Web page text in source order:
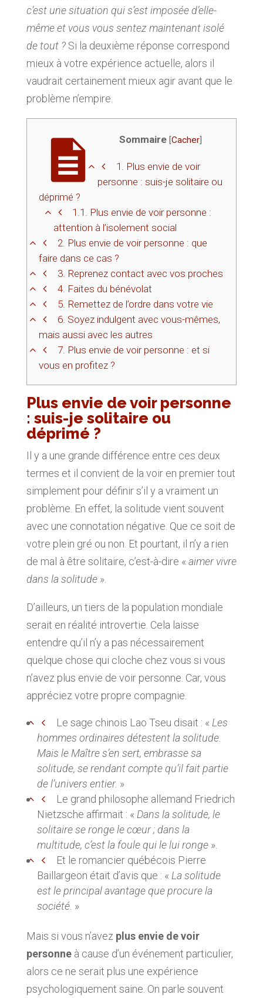
c’est une situation qui s’est imposée d’elle-
même et vous vous sentez maintenant isolé
de tout ?Si la deuxième réponse correspond
mieux à votre expérience actuelle, alors il
vaudrait certainement mieux agir avant que le
problème n’empire.
Sommaire [Cacher]
1. Plus envie de voir
personne : suis-je solitaire ou
déprimé ?
1.1. Plus envie de voir personne :
attention à l’isolement social
2. Plus envie de voir personne : que
faire dans ce cas ?
3. Reprenez contact avec vos proches
4. Faites du bénévolat
5. Remettez de l’ordre dans votre vie
6. Soyez indulgent avec vous-mêmes,
mais aussi avec les autres
7. Plus envie de voir personne : et si
vous en profitez ?
Plus envie de voir personne
: suis-je solitaire ou
déprimé ?
Il y a une grande différence entre ces deux
termes et il convient de la voir en premier tout
simplement pour définir s’il y a vraiment un
problème. En effet, la solitude vient souvent
avec une connotation négative. Que ce soit de
votre plein gré ou non. Et pourtant, il n’y a rien
de mal à être solitaire, c’est-à-dire « aimer vivre
dans la solitude».
D’ailleurs, un tiers de la population mondiale
serait en réalité introvertie. Cela laisse
entendre qu’il n’y a pas nécessairement
quelque chose qui cloche chez vous si vous
n’avez plus envie de voir personne. Car, vous
appréciez votre propre compagnie.
Le sage chinois Lao Tseu disait : « Les
hommes ordinaires détestent la solitude.
Mais le Maître s’en sert, embrasse sa
solitude, se rendant compte qu’il fait partie
de l’univers entier. »
Le grand philosophe allemand Friedrich
Nietzsche affirmait : « Dans la solitude, le
solitaire se ronge le cœur ; dans la
multitude, c’est la foule qui le lui ronge».
Et le romancier québécois Pierre
Baillargeon était d’avis que : « La solitude
est le principal avantage que procure la
société. »
Mais si vous n’avez plus envie de voir
personneà cause d’un événement particulier,
alors ce ne serait plus une expérience
psychologiquement saine. On parle souvent